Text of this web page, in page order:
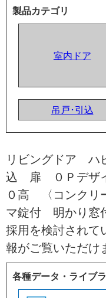
製品カテゴリ
室内ドア
吊戸･引込
リビングドア ハ
込 扉 ０Ｐデザ
０高 〈コンク
マ錠付 明かり窓
採用を検討されて
報がご覧いただけ
各種データ・ライブ